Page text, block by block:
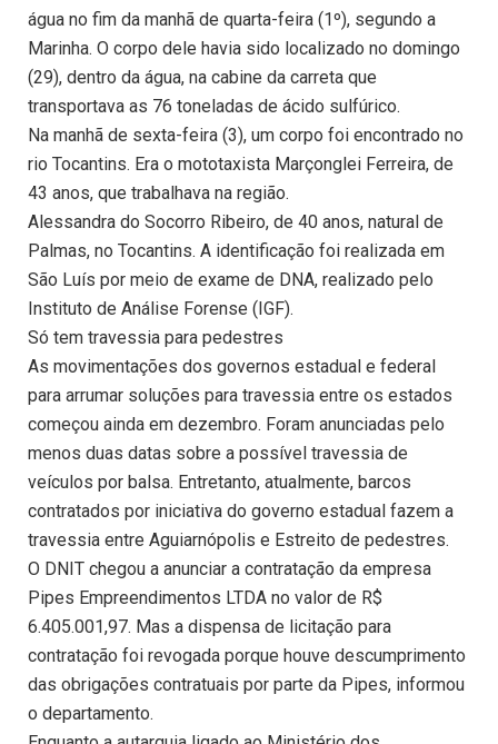
água no fim da manhã de quarta-feira (1º), segundo a
Marinha. O corpo dele havia sido localizado no domingo
(29), dentro da água, na cabine da carreta que
transportava as 76 toneladas de ácido sulfúrico.
Na manhã de sexta-feira (3), um corpo foi encontrado no
rio Tocantins. Era o mototaxista Marçonglei Ferreira, de
43 anos, que trabalhava na região.
Alessandra do Socorro Ribeiro, de 40 anos, natural de
Palmas, no Tocantins. A identificação foi realizada em
São Luís por meio de exame de DNA, realizado pelo
Instituto de Análise Forense (IGF).
Só tem travessia para pedestres
As movimentações dos governos estadual e federal
para arrumar soluções para travessia entre os estados
começou ainda em dezembro. Foram anunciadas pelo
menos duas datas sobre a possível travessia de
veículos por balsa. Entretanto, atualmente, barcos
contratados por iniciativa do governo estadual fazem a
travessia entre Aguiarnópolis e Estreito de pedestres.
O DNIT chegou a anunciar a contratação da empresa
Pipes Empreendimentos LTDA no valor de R$
6.405.001,97. Mas a dispensa de licitação para
contratação foi revogada porque houve descumprimento
das obrigações contratuais por parte da Pipes, informou
o departamento.